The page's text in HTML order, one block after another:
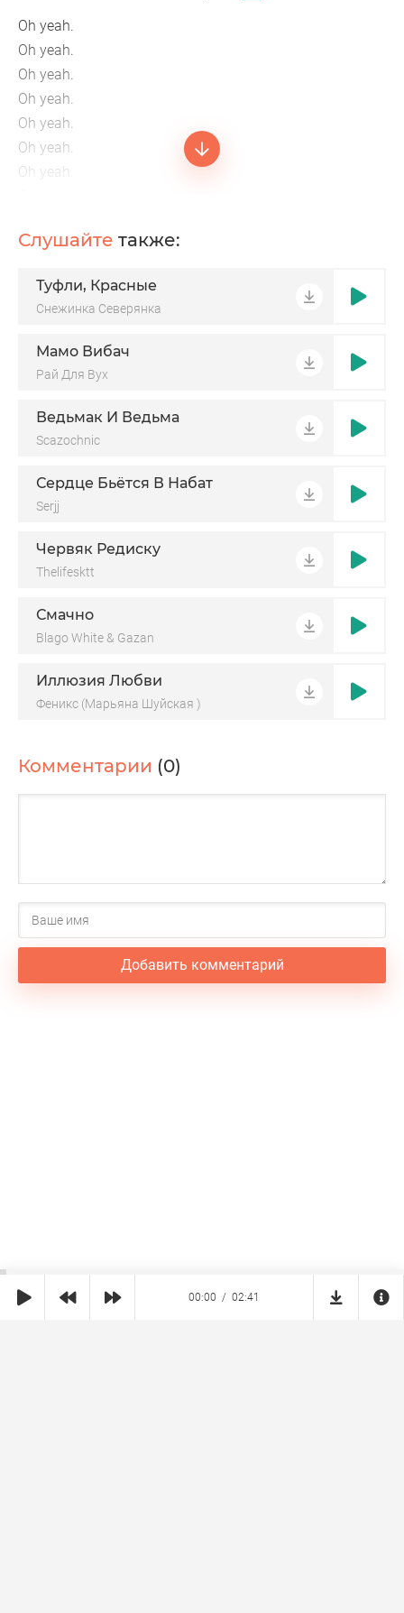
Oh yeah.
Oh yeah.
Oh yeah.
Oh yeah.
Oh yeah.
Oh yeah.
Oh yeah.
Oh yeah.
Oh yeah.
You were born for this moment.
Now don’t look back.
You know the way somehow.
Слушайте также:
Туфли, Красные
Снежинка Северянка
Мамо Вибач
Рай Для Вух
Ведьмак И Ведьма
Scazochnic
Сердце Бьётся В Набат
Serjj
Червяк Редиску
Thelifesktt
Смачно
Blago White & Gazan
Иллюзия Любви
Феникс (Марьяна Шуйская )
Комментарии (0)
Добавить комментарий
00:00 02:41